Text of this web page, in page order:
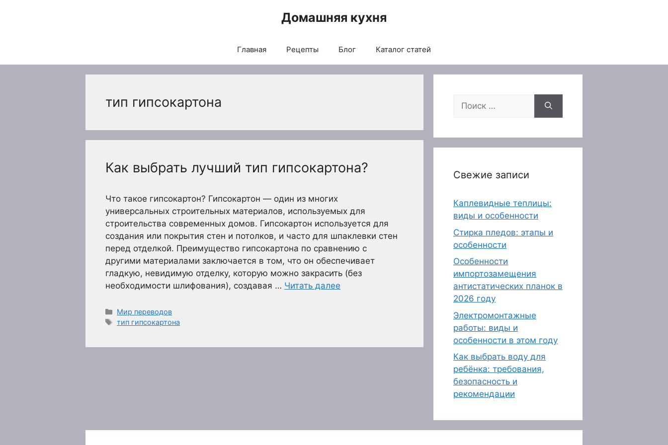
Домашняя кухня
Главная Рецепты Блог Каталог статей
тип гипсокартона
Как выбрать лучший тип гипсокартона?
Что такое гипсокартон? Гипсокартон — один из многих
универсальных строительных материалов, используемых для
строительства современных домов. Гипсокартон используется для
создания или покрытия стен и потолков, и часто для шпаклевки стен
перед отделкой. Преимущество гипсокартона по сравнению с
другими материалами заключается в том, что он обеспечивает
гладкую, невидимую отделку, которую можно закрасить (без
необходимости шлифования), создавая … Читать далее
Рубрики
Мир переводов
Метки
тип гипсокартона
Поиск:
Свежие записи
Каплевидные теплицы:
виды и особенности
Стирка пледов: этапы и
особенности
Особенности
импортозамещения
антистатических планок в
2026 году
Электромонтажные
работы: виды и
особенности в этом году
Как выбрать воду для
ребёнка: требования,
безопасность и
рекомендации